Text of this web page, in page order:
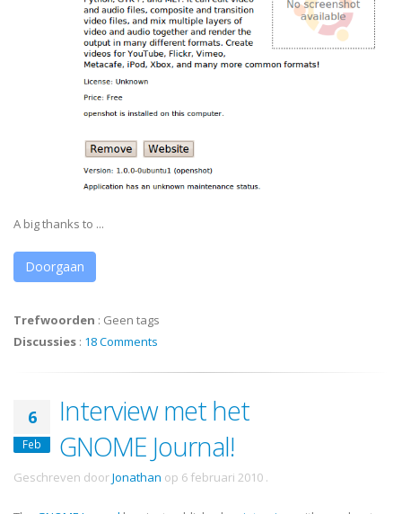
A big thanks to ...
Doorgaan
Trefwoorden : Geen tags
Discussies : 18 Comments
6
Feb
Interview met het
GNOME Journal!
Geschreven doorJonathan op 6 februari 2010 .